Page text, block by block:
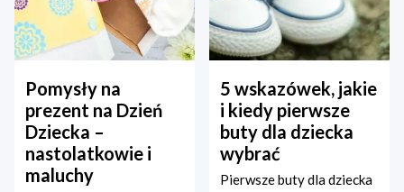
Pomysły na
prezent na Dzień
Dziecka –
nastolatkowie i
maluchy
5 wskazówek, jakie
i kiedy pierwsze
buty dla dziecka
wybrać
Pierwsze buty dla dziecka